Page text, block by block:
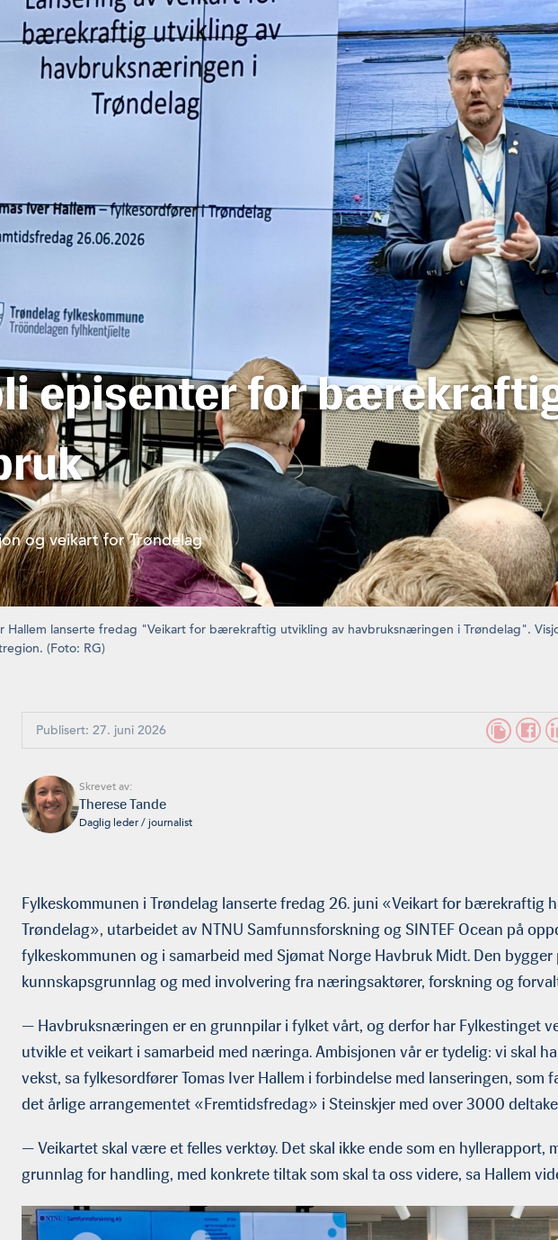
episenter for
og veikart for Trøndelag
Hallem lanserte fredag "Veikart for bærekraftig utvikling av havbruksnæringen i Trøndelag".
(Foto: RG)
Publisert: 27. juni 2026
Skrevet av:
Therese Tande
Daglig leder / journalist
Fylkeskommunen i Trøndelag lanserte fredag 26. juni «Veikart for bærekraftig
Trøndelag», utarbeidet av NTNU Samfunnsforskning og SINTEF Ocean på
fylkeskommunen og i samarbeid med Sjømat Norge Havbruk Midt. Den
kunnskapsgrunnlag og med involvering fra næringsaktører, forskning og
— Havbruksnæringen er en grunnpilar i fylket vårt, og derfor har Fylkestinget
utvikle et veikart i samarbeid med næringa. Ambisjonen vår er tydelig: vi skal
vekst, sa fylkesordfører Tomas Iver Hallem i forbindelse med lanseringen, som
det årlige arrangementet «Fremtidsfredag» i Steinskjer med over 3000
— Veikartet skal være et felles verktøy. Det skal ikke ende som en hyllerapport,
grunnlag for handling, med konkrete tiltak som skal ta oss videre, sa Hallem